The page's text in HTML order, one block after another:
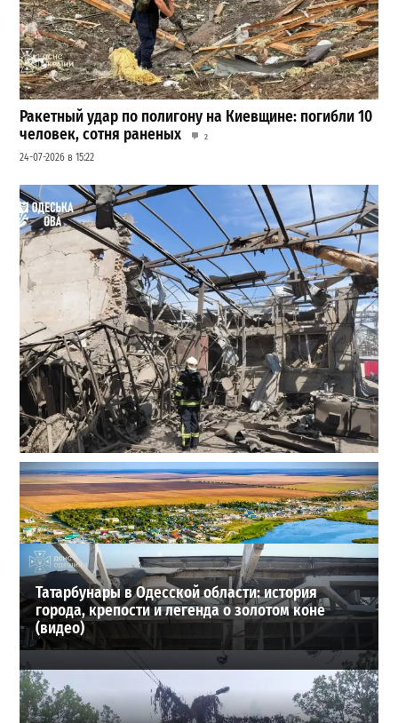
Ракетный удар по полигону на Киевщине: погибли 10
человек, сотня раненых
2
24-07-2026 в 15:22
В Одессе выросло число пострадавших после атаки
реактивных дронов (фото)
2
24-07-2026 в 14:29
ВИБОР РЕДАКЦИИ
Татарбунары в Одесской области: история
города, крепости и легенда о золотом коне
(видео)